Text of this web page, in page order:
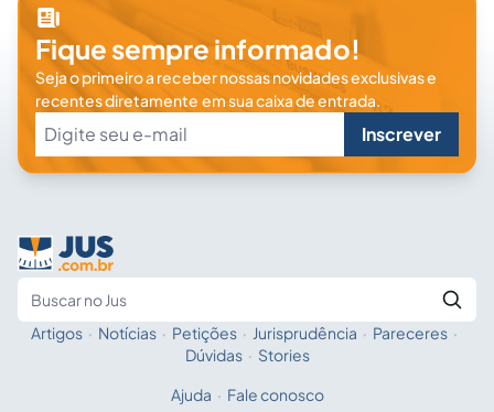
Fique sempre informado!
Seja o primeiro a receber nossas novidades exclusivas e
recentes diretamente em sua caixa de entrada.
Inscrever
Fale com a IA
Artigos · Notícias · Petições · Jurisprudência · Pareceres ·
Dúvidas · Stories
Ajuda · Fale conosco